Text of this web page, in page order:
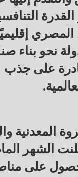
القدرة
نحو بناء
على جذب
المعدنية
الشهر
على